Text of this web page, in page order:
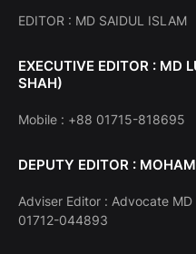
EDITOR : MD SAIDUL ISLAM
EXECUTIVE EDITOR : MD
SHAH)
Mobile : +88 01715-818695
DEPUTY EDITOR :
Adviser Editor : Advocate MD
01712-044893